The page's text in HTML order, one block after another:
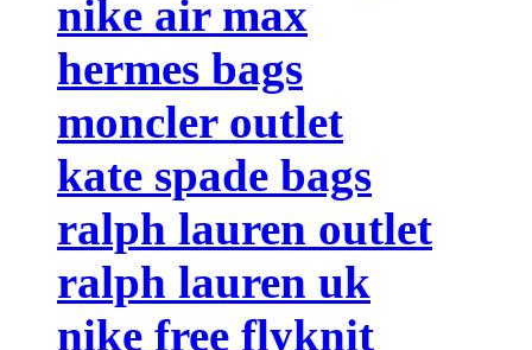
nike air max
hermes bags
moncler outlet
kate spade bags
ralph lauren outlet
ralph lauren uk
nike free flyknit